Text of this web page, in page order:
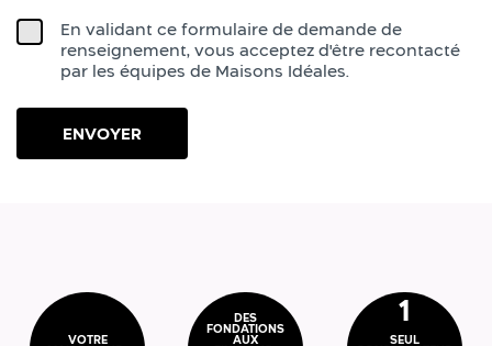
En validant ce formulaire de demande de
renseignement, vous acceptez d'être recontacté
par les équipes de Maisons Idéales.
VOTRE
DES
FONDATIONS
AUX
1
SEUL